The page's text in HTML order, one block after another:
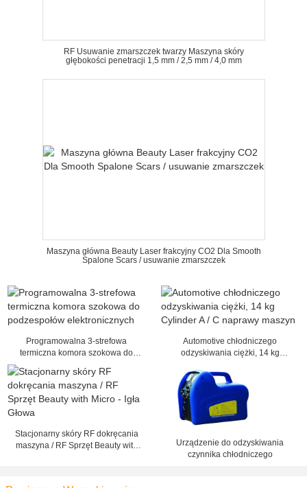
RF Usuwanie zmarszczek twarzy Maszyna skóry
głębokości penetracji 1,5 mm / 2,5 mm / 4,0 mm
Maszyna główna Beauty Laser frakcyjny CO2 Dla Smooth
Spalone Scars / usuwanie zmarszczek
Programowalna 3-strefowa
termiczna komora szokowa do
Automotive chłodniczego
odzyskiwania ciężki, 14 kg
Stacjonarny skóry RF dokręcania
maszyna / RF Sprzęt Beauty with
Urządzenie do odzyskiwania
czynnika chłodniczego